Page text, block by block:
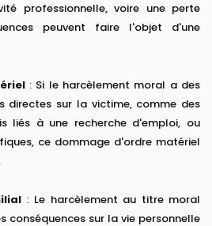
professionnelle, voire une perte
peuvent faire l'objet d'une
: Si le harcèlement moral a des
directes sur la victime, comme des
liés à une recherche d'emploi, ou
ce dommage d'ordre matériel
: Le harcèlement au titre moral
conséquences sur la vie personnelle